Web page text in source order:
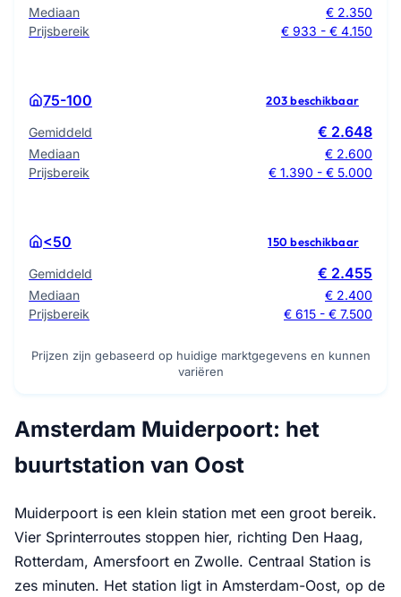
Mediaan
€ 2.350
Prijsbereik
€ 933 - € 4.150
75-100 203 beschikbaar
Gemiddeld € 2.648
Mediaan
€ 2.600
Prijsbereik
€ 1.390 - € 5.000
<50 150 beschikbaar
Gemiddeld € 2.455
Mediaan
€ 2.400
Prijsbereik
€ 615 - € 7.500
Prijzen zijn gebaseerd op huidige marktgegevens en kunnen
variëren
Amsterdam Muiderpoort: het
buurtstation van Oost
Muiderpoort is een klein station met een groot bereik.
Vier Sprinterroutes stoppen hier, richting Den Haag,
Rotterdam, Amersfoort en Zwolle. Centraal Station is
zes minuten. Het station ligt in Amsterdam-Oost, op de